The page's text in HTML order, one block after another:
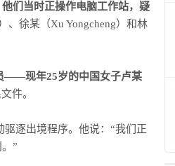
们当时正操作电脑工作站，疑
、徐某（Xu Yongcheng）和林
——现年25岁的中国女子卢某
件。
逐出境程序。他说：“我们正
”